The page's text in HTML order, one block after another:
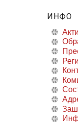
ИНФО
Акти